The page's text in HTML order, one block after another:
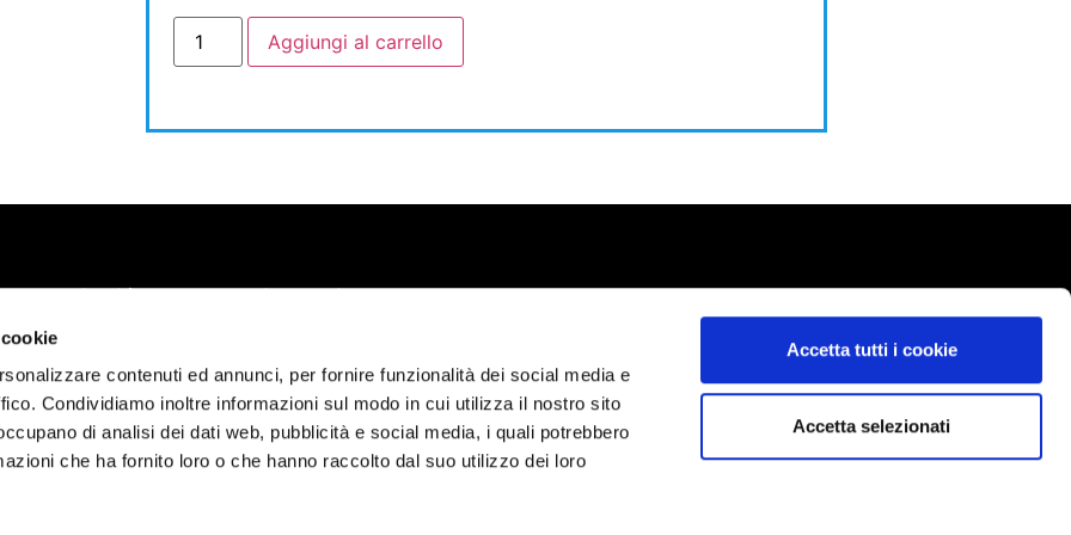
contenuti ed annunci, per fornire funzionalità dei social media e
Condividiamo inoltre informazioni sul modo in cui utilizza il nostro sito
di analisi dei dati web, pubblicità e social media, i quali potrebbero
che ha fornito loro o che hanno raccolto dal suo utilizzo dei loro
Accetta tutti i cookie
Accetta selezionati
Aggiungi al carrello
Scopri chi è Marcello Chiapponi